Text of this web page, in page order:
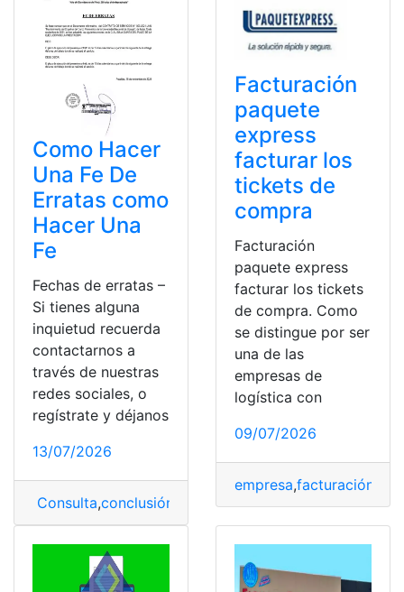
Como Hacer
Una Fe De
Erratas como
Hacer Una
Fe
Fechas de erratas –
Si tienes alguna
inquietud recuerda
contactarnos a
través de nuestras
redes sociales, o
regístrate y déjanos
13/07/2026
Consulta,conclusión Erratas,Fe,proceso,Significado
Facturación
paquete
express
facturar los
tickets de
compra
Facturación
paquete express
facturar los tickets
de compra. Como
se distingue por ser
una de las
empresas de
logística con
09/07/2026
empresa,facturación